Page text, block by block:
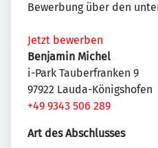
Bewerbung über den
Jetzt bewerben
Benjamin Michel
i-Park Tauberfranken 9
97922 Lauda-Königshofen
+49 9343 506 289
Art des Abschlusses